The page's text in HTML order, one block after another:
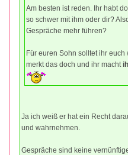
Am besten ist reden. Ihr habt
so schwer mit ihm oder dir?
Gespräche mehr führen?
Für euren Sohn solltet ihr
merkt das doch und ihr macht
Ja ich weiß er hat ein Recht
und wahrnehmen.
Gespräche sind keine